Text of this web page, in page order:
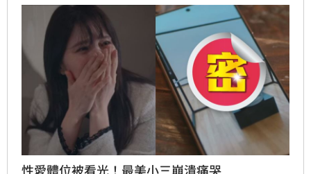
索、玩玩看，這些都是這兩個月的作品，他笑說，其實
滿有趣的，所以和大家分享、互動。
性愛體位被看光！最美小三崩潰痛哭